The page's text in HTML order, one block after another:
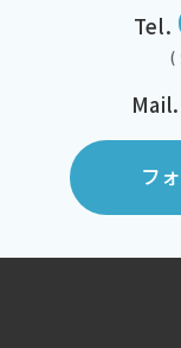
Tel.
(
Mail.
フ